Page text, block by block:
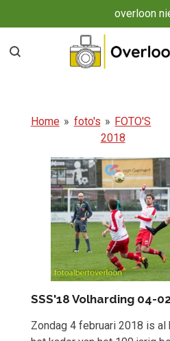
direct
naar
overloon
Home » foto's » FOTO'S
2018
SSS'18 Volharding 04-
Zondag 4 februari 2018 is